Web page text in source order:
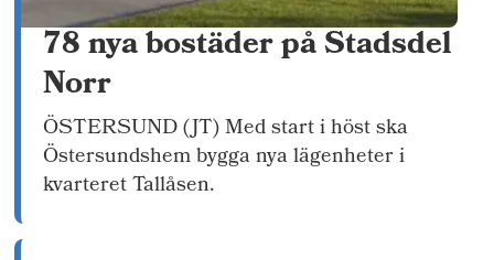
78 nya bostäder på Stadsdel
Norr
ÖSTERSUND (JT) Med start i höst ska
Östersundshem bygga nya lägenheter i
kvarteret Tallåsen.